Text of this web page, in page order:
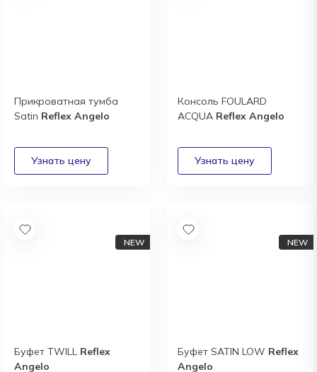
Прикроватная тумба
Satin Reflex Angelo
Консоль FOULARD
ACQUA Reflex Angelo
Буфет TWILL Reflex
Angelo
Буфет SATIN LOW Reflex
Angelo